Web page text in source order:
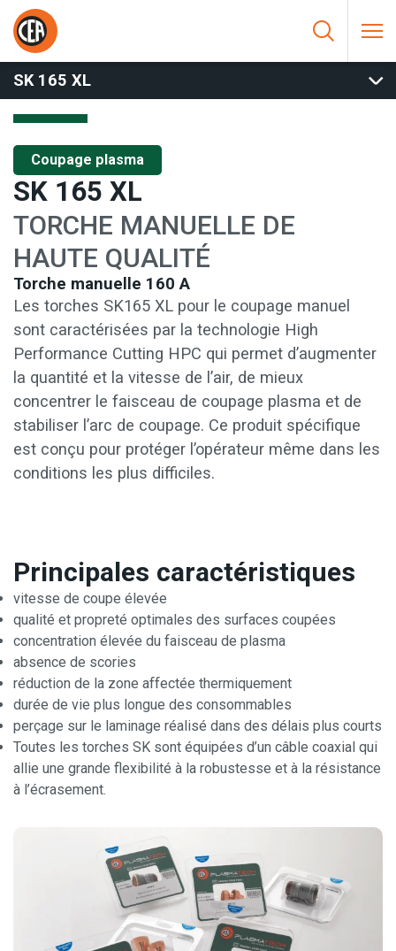
Aller au contenu
HOME/
165 XL
SK 165 XL
Coupage plasma
SK 165 XL
TORCHE MANUELLE DE
HAUTE QUALITÉ
Torche manuelle 160 A
Les torches SK165 XL pour le coupage manuel
sont caractérisées par la technologie High
Performance Cutting HPC qui permet d’augmenter
la quantité et la vitesse de l’air, de mieux
concentrer le faisceau de coupage plasma et de
stabiliser l’arc de coupage. Ce produit spécifique
est conçu pour protéger l’opérateur même dans les
conditions les plus difficiles.
Principales caractéristiques
vitesse de coupe élevée
qualité et propreté optimales des surfaces coupées
concentration élevée du faisceau de plasma
absence de scories
réduction de la zone affectée thermiquement
durée de vie plus longue des consommables
perçage sur le laminage réalisé dans des délais plus courts
Toutes les torches SK sont équipées d’un câble coaxial qui
allie une grande flexibilité à la robustesse et à la résistance
à l’écrasement.